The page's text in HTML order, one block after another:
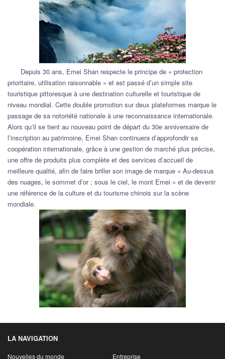
Depuis 30 ans, Emei Shan respecte le principe de « protection
prioritaire, utilisation raisonnable » et est passé d’un simple site
touristique pittoresque à une destination culturelle et touristique de
niveau mondial. Cette double promotion sur deux plateformes marque le
passage de sa notoriété nationale à une reconnaissance internationale.
Alors qu’il se tient au nouveau point de départ du 30e anniversaire de
l’inscription au patrimoine, Emei Shan continuera d’approfondir sa
coopération internationale, grâce à une gestion de marché plus précise,
une offre de produits plus complète et des services d’accueil de
meilleure qualité, afin de faire briller son image de marque « Au-dessus
des nuages, le sommet d’or ; sous le ciel, le mont Emei » et de devenir
une référence de la culture et du tourisme chinois sur la scène
mondiale.
LA NAVIGATION
Nouvelles du monde Entreprise